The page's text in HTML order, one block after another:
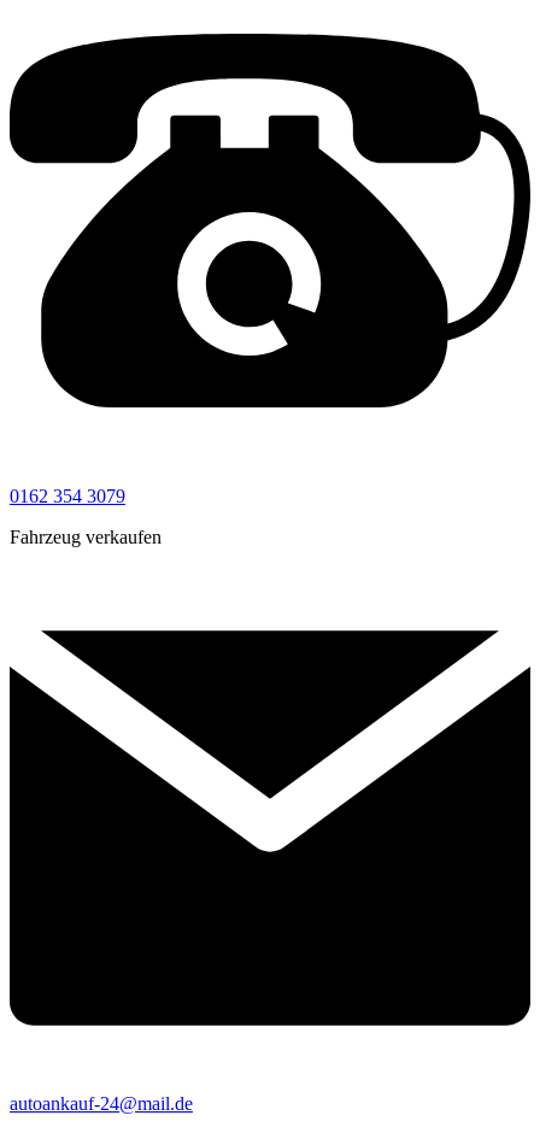
0162 354 3079
Fahrzeug verkaufen
autoankauf-24@mail.de